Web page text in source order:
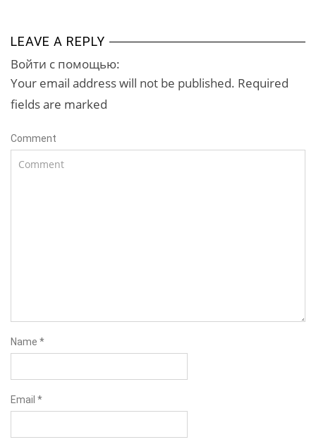
LEAVE A REPLY
Войти с помощью:
Your email address will not be published. Required
fields are marked
Comment
Name *
Email *